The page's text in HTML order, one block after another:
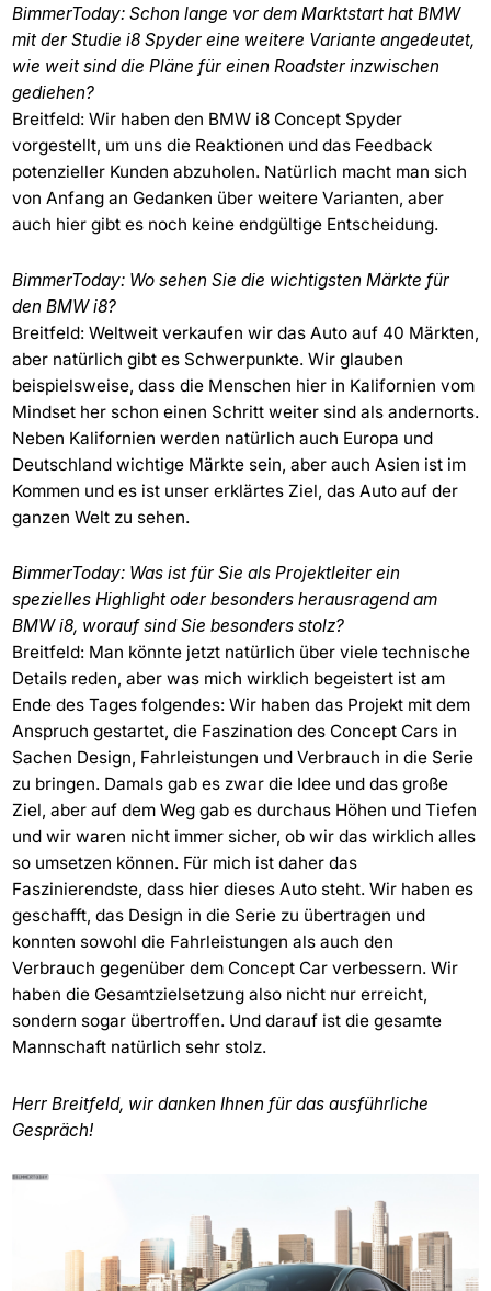
BimmerToday: Schon lange vor dem Marktstart hat BMW
mit der Studie i8 Spyder eine weitere Variante angedeutet,
wie weit sind die Pläne für einen Roadster inzwischen
gediehen?
Breitfeld: Wir haben den BMW i8 Concept Spyder
vorgestellt, um uns die Reaktionen und das Feedback
potenzieller Kunden abzuholen. Natürlich macht man sich
von Anfang an Gedanken über weitere Varianten, aber
auch hier gibt es noch keine endgültige Entscheidung.
BimmerToday: Wo sehen Sie die wichtigsten Märkte für
den BMW i8?
Breitfeld: Weltweit verkaufen wir das Auto auf 40 Märkten,
aber natürlich gibt es Schwerpunkte. Wir glauben
beispielsweise, dass die Menschen hier in Kalifornien vom
Mindset her schon einen Schritt weiter sind als andernorts.
Neben Kalifornien werden natürlich auch Europa und
Deutschland wichtige Märkte sein, aber auch Asien ist im
Kommen und es ist unser erklärtes Ziel, das Auto auf der
ganzen Welt zu sehen.
BimmerToday: Was ist für Sie als Projektleiter ein
spezielles Highlight oder besonders herausragend am
BMW i8, worauf sind Sie besonders stolz?
Breitfeld: Man könnte jetzt natürlich über viele technische
Details reden, aber was mich wirklich begeistert ist am
Ende des Tages folgendes: Wir haben das Projekt mit dem
Anspruch gestartet, die Faszination des Concept Cars in
Sachen Design, Fahrleistungen und Verbrauch in die Serie
zu bringen. Damals gab es zwar die Idee und das große
Ziel, aber auf dem Weg gab es durchaus Höhen und Tiefen
und wir waren nicht immer sicher, ob wir das wirklich alles
so umsetzen können. Für mich ist daher das
Faszinierendste, dass hier dieses Auto steht. Wir haben es
geschafft, das Design in die Serie zu übertragen und
konnten sowohl die Fahrleistungen als auch den
Verbrauch gegenüber dem Concept Car verbessern. Wir
haben die Gesamtzielsetzung also nicht nur erreicht,
sondern sogar übertroffen. Und darauf ist die gesamte
Mannschaft natürlich sehr stolz.
Herr Breitfeld, wir danken Ihnen für das ausführliche
Gespräch!